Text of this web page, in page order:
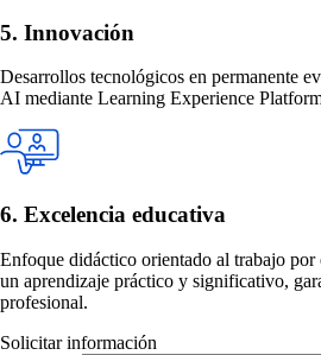
5. Innovación
Desarrollos tecnológicos en permanente
AI mediante Learning Experience
6. Excelencia educativa
Enfoque didáctico orientado al trabajo por
un aprendizaje práctico y significativo,
profesional.
Solicitar información